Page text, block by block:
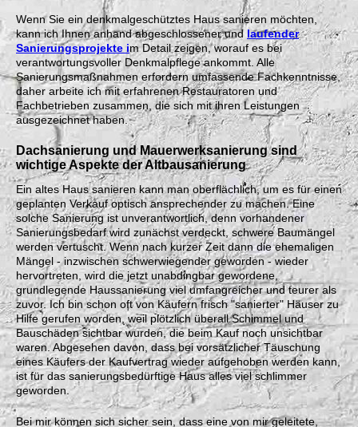
Wenn Sie ein denkmalgeschütztes Haus sanieren möchten,
kann ich Ihnen anhand abgeschlossener und laufender
Sanierungsprojekte im Detail zeigen, worauf es bei
verantwortungsvoller Denkmalpflege ankommt. Alle
Sanierungsmaßnahmen erfordern umfassende Fachkenntnisse,
daher arbeite ich mit erfahrenen Restauratoren und
Fachbetrieben zusammen, die sich mit ihren Leistungen
ausgezeichnet haben.
Dachsanierung undMauerwerksanierungsind
wichtige Aspekte der Altbausanierung
Ein altes Haus sanieren kann man oberflächlich, um es für einen
geplanten Verkauf optisch ansprechender zu machen. Eine
solche Sanierung ist unverantwortlich, denn vorhandener
Sanierungsbedarf wird zunächst verdeckt, schwere Baumängel
werden vertuscht. Wenn nach kurzer Zeit dann die ehemaligen
Mängel - inzwischen schwerwiegender geworden - wieder
hervortreten, wird die jetzt unabdingbar gewordene,
grundlegende Haussanierung viel umfangreicher und teurer als
zuvor. Ich bin schon oft von Käufern frisch "sanierter" Häuser zu
Hilfe gerufen worden, weil plötzlich überall Schimmel und
Bauschäden sichtbar wurden, die beim Kauf noch unsichtbar
waren. Abgesehen davon, dass bei vorsätzlicher Täuschung
eines Käufers der Kaufvertrag wieder aufgehoben werden kann,
ist für das sanierungsbedürftige Haus alles viel schlimmer
geworden.
Bei mir können sich sicher sein, dass eine von mir geleitete,